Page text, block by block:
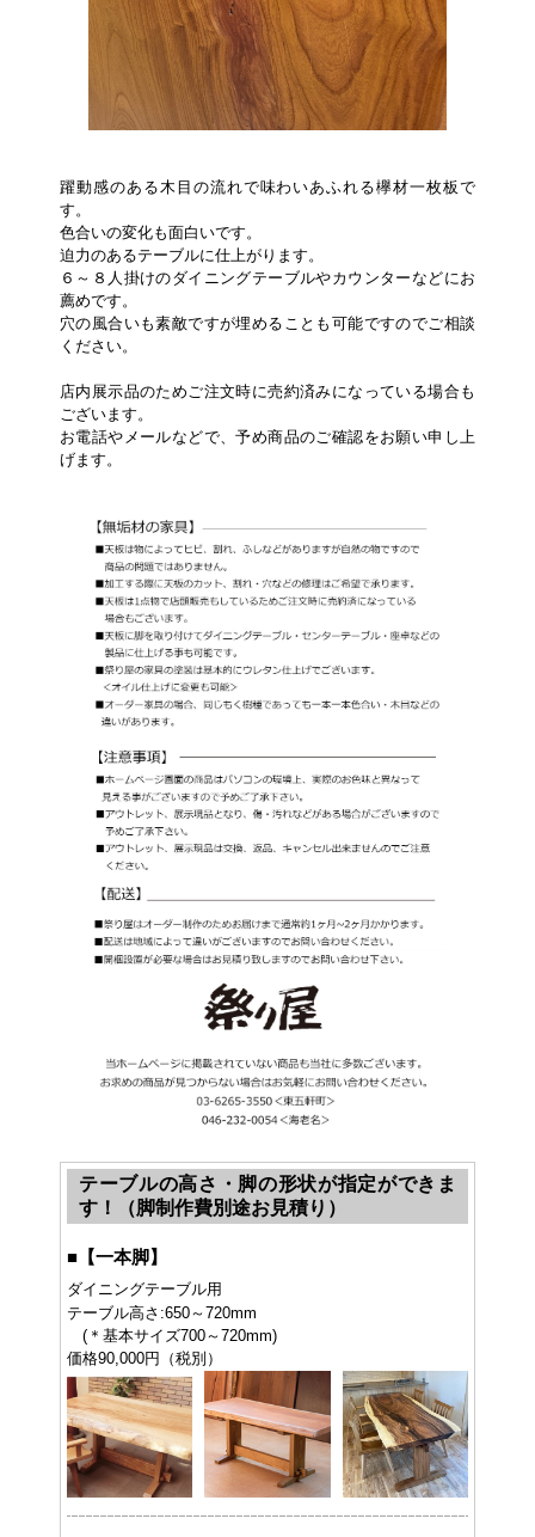
躍動感のある木目の流れで味わいあふれる欅材一枚板で
す。
色合いの変化も面白いです。
迫力のあるテーブルに仕上がります。
６～８人掛けのダイニングテーブルやカウンターなどにお
薦めです。
穴の風合いも素敵ですが埋めることも可能ですのでご相談
ください。
店内展示品のためご注文時に売約済みになっている場合も
ございます。
お電話やメールなどで、予め商品のご確認をお願い申し上
げます。
テーブルの高さ・脚の形状が指定ができま
す！（脚制作費別途お見積り）
■ 【一本脚】
ダイニングテーブル用
テーブル高さ:650～720mm
(＊基本サイズ700～720mm)
価格90,000円（税別）